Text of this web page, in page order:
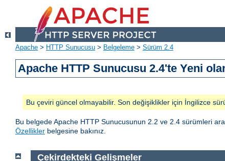
Apache > HTTP Sunucusu > Belgeleme > Sürüm 2.4
Apache HTTP Sunucusu 2.4'te Yeni
Bu çeviri güncel olmayabilir. Son değişiklikler için İngilizce
Bu belgede Apache HTTP Sunucusunun 2.2 ve 2.4 sürümleri
Özellikler belgesine bakınız.
Çekirdekteki Gelişmeler